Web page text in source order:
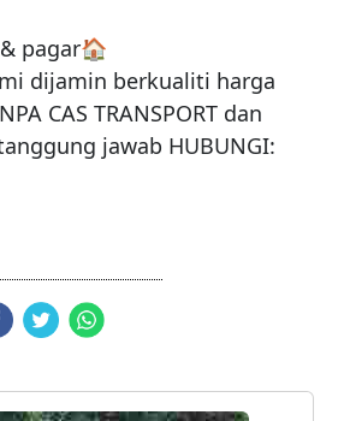
pagar🏠
dijamin berkualiti harga
CAS TRANSPORT dan
jawab HUBUNGI: